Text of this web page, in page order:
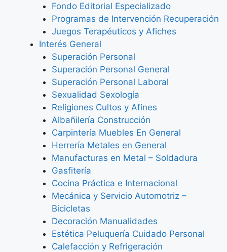
Fondo Editorial Especializado
Programas de Intervención Recuperación
Juegos Terapéuticos y Afiches
Interés General
Superación Personal
Superación Personal General
Superación Personal Laboral
Sexualidad Sexología
Religiones Cultos y Afines
Albañilería Construcción
Carpintería Muebles En General
Herrería Metales en General
Manufacturas en Metal – Soldadura
Gasfitería
Cocina Práctica e Internacional
Mecánica y Servicio Automotriz –
Bicicletas
Decoración Manualidades
Estética Peluquería Cuidado Personal
Calefacción y Refrigeración